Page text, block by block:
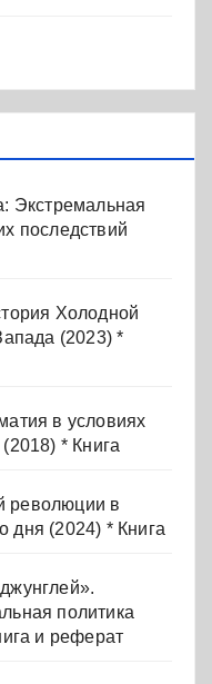
Экстремальная
последствий
Холодной
(2023) *
в условиях
* Книга
революции в
дня (2024) * Книга
политика
и реферат